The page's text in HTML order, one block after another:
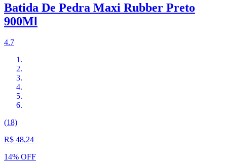
Batida De Pedra Maxi Rubber Preto
900Ml
4.7
(18)
R$ 48,24
14% OFF